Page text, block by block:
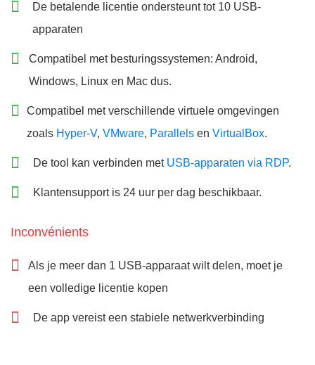
De betalende licentie ondersteunt tot 10 USB-
apparaten
Compatibel met besturingssystemen: Android,
Windows, Linux en Mac dus.
Compatibel met verschillende virtuele omgevingen
zoals Hyper-V, VMware, Parallels en VirtualBox.
De tool kan verbinden met USB-apparaten via RDP.
Klantensupport is 24 uur per dag beschikbaar.
Inconvénients
Als je meer dan 1 USB-apparaat wilt delen, moet je
een volledige licentie kopen
De app vereist een stabiele netwerkverbinding